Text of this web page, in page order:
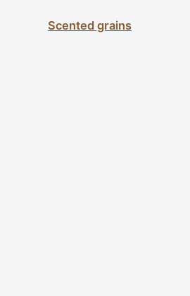
Scented grains